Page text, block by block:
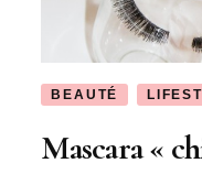
BEAUTÉ
Mascara «